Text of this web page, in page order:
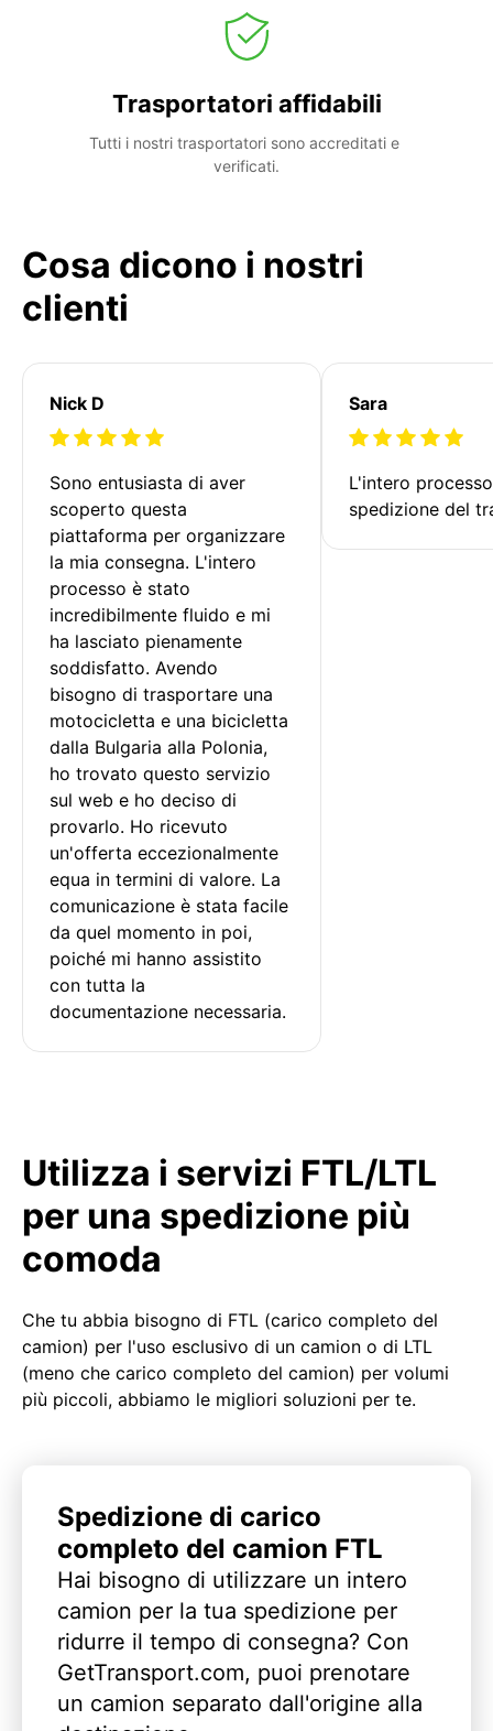
Trasportatori affidabili
Tutti i nostri trasportatori sono accreditati e
verificati.
Cosa dicono i nostri
clienti
Nick D
Sono entusiasta di aver
scoperto questa
piattaforma per organizzare
la mia consegna. L'intero
processo è stato
incredibilmente fluido e mi
ha lasciato pienamente
soddisfatto. Avendo
bisogno di trasportare una
motocicletta e una bicicletta
dalla Bulgaria alla Polonia,
ho trovato questo servizio
sul web e ho deciso di
provarlo. Ho ricevuto
un'offerta eccezionalmente
equa in termini di valore. La
comunicazione è stata facile
da quel momento in poi,
poiché mi hanno assistito
con tutta la
documentazione necessaria.
Sara
L'intero
spedizione del
Utilizza i servizi FTL/LTL
per una spedizione più
comoda
Che tu abbia bisogno di FTL (carico completo del
camion) per l'uso esclusivo di un camion o di LTL
(meno che carico completo del camion) per volumi
più piccoli, abbiamo le migliori soluzioni per te.
Spedizione di carico
completo del camion FTL
Hai bisogno di utilizzare un intero
camion per la tua spedizione per
ridurre il tempo di consegna? Con
GetTransport.com, puoi prenotare
un camion separato dall'origine alla